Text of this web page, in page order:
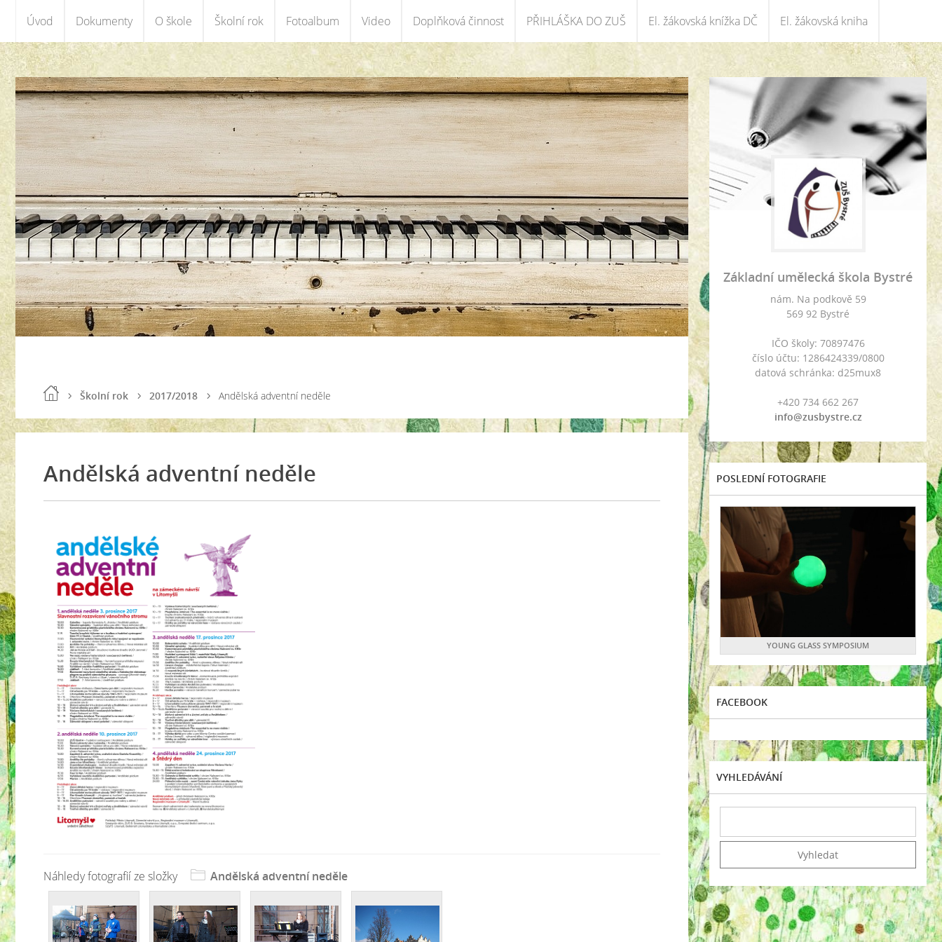
Úvod Dokumenty O škole Školní rok Fotoalbum Video Doplňková činnost PŘIHLÁŠKA DO ZUŠ El. žákovská knížka DČ El. žákovská kniha
Školní rok 2017/2018 Andělská adventní neděle
Andělská adventní neděle
Náhledy fotografií ze složky Andělská adventní neděle
Základní umělecká škola Bystré
nám. Na podkově 59
569 92 Bystré
IČO školy: 70897476
číslo účtu: 1286424339/0800
datová schránka: d25mux8
+420 734 662 267
info@zusbystre.cz
POSLEDNÍ FOTOGRAFIE
YOUNG GLASS SYMPOSIUM
FACEBOOK
VYHLEDÁVÁNÍ